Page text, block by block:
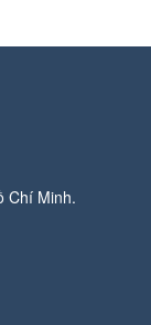
Chí Minh.